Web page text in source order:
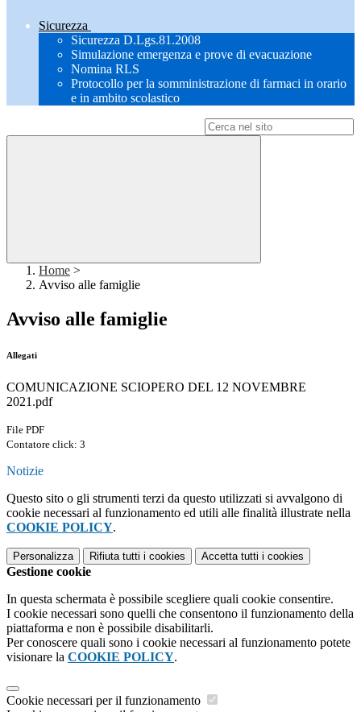
Sicurezza
Sicurezza D.Lgs.81.2008
Simulazione emergenza e prove di evacuazione
Nomina RLS
Protocollo per la somministrazione di farmaci in orario
e in ambito scolastico
Home >
Avviso alle famiglie
Avviso alle famiglie
Allegati
COMUNICAZIONE SCIOPERO DEL 12 NOVEMBRE
2021.pdf
File PDF
Contatore click: 3
Notizie
Questo sito o gli strumenti terzi da questo utilizzati si avvalgono di
cookie necessari al funzionamento ed utili alle finalità illustrate nella
COOKIE POLICY.
Personalizza Rifiuta tutti i cookies Accetta tutti i cookies
Gestione cookie
In questa schermata è possibile scegliere quali cookie consentire.
I cookie necessari sono quelli che consentono il funzionamento della
piattaforma e non è possibile disabilitarli.
Per conoscere quali sono i cookie necessari al funzionamento potete
visionare la COOKIE POLICY.
Cookie necessari per il funzionamento